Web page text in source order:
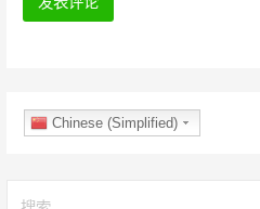
Chinese (Simplified)